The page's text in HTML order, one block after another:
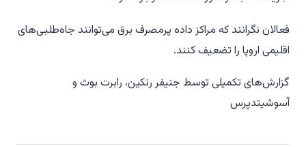
فعالان نگرانند که مراکز داده پرمصرف برق می‌توانند جاه‌طلبی‌های
اقلیمی اروپا را تضعیف کنند.
گزارش‌های تکمیلی توسط جنیفر رنکین، رابرت بوث و
آسوشیتدپرس